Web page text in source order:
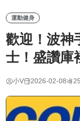
運動健身
歡迎！波神
士！盛讚庫
小V 2026-02-08